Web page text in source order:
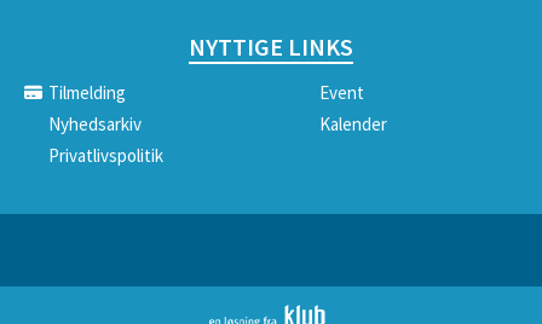
NYTTIGE LINKS
Tilmelding
Event
Nyhedsarkiv
Kalender
Privatlivspolitik